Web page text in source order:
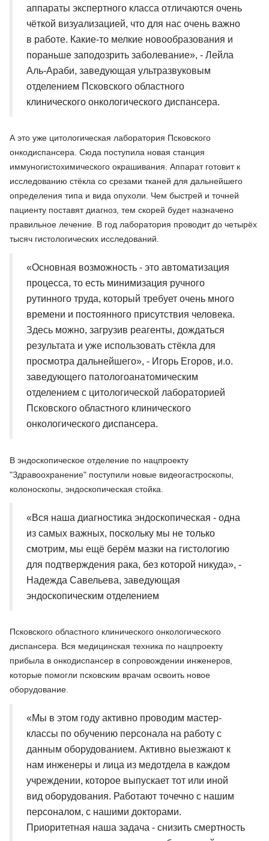
аппараты экспертного класса отличаются очень
чёткой визуализацией, что для нас очень важно
в работе. Какие-то мелкие новообразования и
пораньше заподозрить заболевание», - Лейла
Аль-Араби, заведующая ультразвуковым
отделением Псковского областного
клинического онкологического диспансера.
А это уже цитологическая лаборатория Псковского
онкодиспансера. Сюда поступила новая станция
иммуногистохимического окрашивания. Аппарат готовит к
исследованию стёкла со срезами тканей для дальнейшего
определения типа и вида опухоли. Чем быстрей и точней
пациенту поставят диагноз, тем скорей будет назначено
правильное лечение. В год лаборатория проводит до четырёх
тысяч гистологических исследований.
«Основная возможность - это автоматизация
процесса, то есть минимизация ручного
рутинного труда, который требует очень много
времени и постоянного присутствия человека.
Здесь можно, загрузив реагенты, дождаться
результата и уже использовать стёкла для
просмотра дальнейшего», - Игорь Егоров, и.о.
заведующего патологоанатомическим
отделением с цитологической лабораторией
Псковского областного клинического
онкологического диспансера.
В эндоскопическое отделение по нацпроекту
"Здравоохранение" поступили новые видеогастроскопы,
колоноскопы, эндоскопическая стойка.
«Вся наша диагностика эндоскопическая - одна
из самых важных, поскольку мы не только
смотрим, мы ещё берём мазки на гистологию
для подтверждения рака, без которой никуда», -
Надежда Савельева, заведующая
эндоскопическим отделением
Псковского областного клинического онкологического
диспансера. Вся медицинская техника по нацпроекту
прибыла в онкодиспансер в сопровождении инженеров,
которые помогли псковским врачам освоить новое
оборудование.
«Мы в этом году активно проводим мастер-
классы по обучению персонала на работу с
данным оборудованием. Активно выезжают к
нам инженеры и лица из медотдела в каждом
учреждении, которое выпускает тот или иной
вид оборудования. Работают точечно с нашим
персоналом, с нашими докторами.
Приоритетная наша задача - снизить смертность